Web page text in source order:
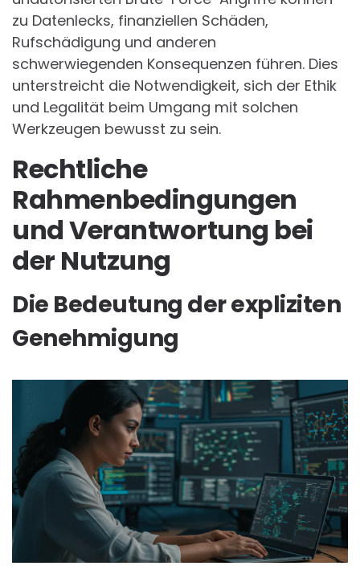
zu Datenlecks, finanziellen Schäden,
Rufschädigung und anderen
schwerwiegenden Konsequenzen führen. Dies
unterstreicht die Notwendigkeit, sich der Ethik
und Legalität beim Umgang mit solchen
Werkzeugen bewusst zu sein.
Rechtliche
Rahmenbedingungen
und Verantwortung bei
der Nutzung
Die Bedeutung der expliziten
Genehmigung